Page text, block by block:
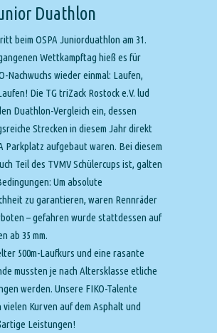
Duathlon
beim OSPA Juniorduathlon am 31.
Wettkampftag hieß es für
Nachwuchs wieder einmal: Laufen,
Die TG triZack Rostock e.V. lud
Duathlon-Vergleich ein, dessen
Strecken in diesem Jahr direkt
Parkplatz aufgebaut waren. Bei diesem
Teil des TVMV Schülercups ist, galten
Um absolute
zu garantieren, waren Rennräder
– gefahren wurde stattdessen auf
ab 35 mm.
500m-Laufkurs und eine rasante
mussten je nach Altersklasse etliche
werden. Unsere FIKO-Talente
Kurven auf dem Asphalt und
Leistungen!